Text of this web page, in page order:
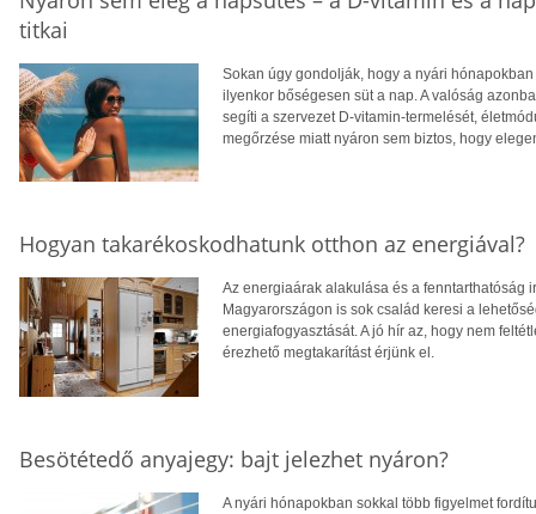
titkai
Sokan úgy gondolják, hogy a nyári
ilyenkor bőségesen süt a nap. A valóság
segíti a szervezet D-vitamin-termelését,
megőrzése miatt nyáron sem biztos, hogy
Hogyan takarékoskodhatunk otthon az energiával?
Az energiaárak alakulása és a fenntarthatóság
Magyarországon is sok család keresi a
energiafogyasztását. A jó hír az, hogy nem
érezhető megtakarítást érjünk el.
Besötétedő anyajegy: bajt jelezhet nyáron?
A nyári hónapokban sokkal több figyelmet